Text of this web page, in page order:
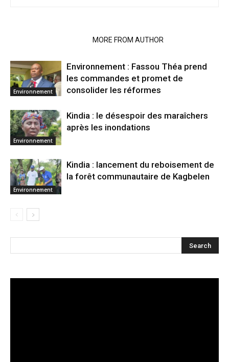
MORE FROM AUTHOR
Environnement
Environnement : Fassou Théa prend
les commandes et promet de
consolider les réformes
Environnement
Kindia : le désespoir des maraîchers
après les inondations
Environnement
Kindia : lancement du reboisement de
la forêt communautaire de Kagbelen